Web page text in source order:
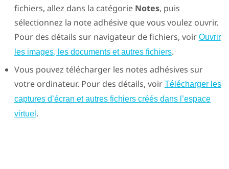
fichiers, allez dans la catégorie Notes, puis
sélectionnez la note adhésive que vous voulez ouvrir.
Pour des détails sur navigateur de fichiers, voir Ouvrir
les images, les documents et autres fichiers.
Vous pouvez télécharger les notes adhésives sur
votre ordinateur. Pour des détails, voir Télécharger les
captures d’écran et autres fichiers créés dans l’espace
virtuel .